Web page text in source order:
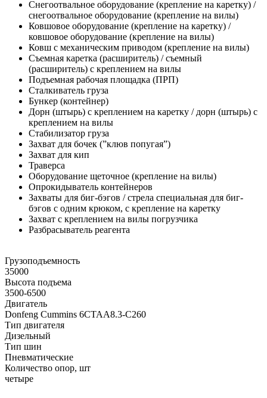
Снегоотвальное оборудование (крепление на каретку) /
снегоотвальное оборудование (крепление на вилы)
Ковшовое оборудование (крепление на каретку) /
ковшовое оборудование (крепление на вилы)
Ковш с механическим приводом (крепление на вилы)
Съемная каретка (расширитель) / съемный
(расширитель) с креплением на вилы
Подъемная рабочая площадка (ПРП)
Сталкиватель груза
Бункер (контейнер)
Дорн (штырь) с креплением на каретку / дорн (штырь) с
креплением на вилы
Стабилизатор груза
Захват для бочек (”клюв попугая”)
Захват для кип
Траверса
Оборудование щеточное (крепление на вилы)
Опрокидыватель контейнеров
Захваты для биг-бэгов / стрела специальная для биг-
бэгов с одним крюком, с крепление на каретку
Захват с креплением на вилы погрузчика
Разбрасыватель реагента
Грузоподъемность
35000
Высота подъема
3500-6500
Двигатель
Donfeng Cummins 6CTAA8.3-C260
Тип двигателя
Дизельный
Тип шин
Пневматические
Количество опор, шт
четыре